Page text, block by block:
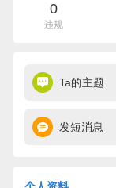
0
违规
Ta的主题
发短消息